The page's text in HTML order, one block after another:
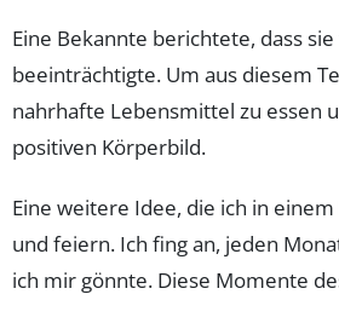
Eine Bekannte berichtete, dass
beeinträchtigte. Um aus diesem
nahrhafte Lebensmittel zu essen
positiven Körperbild.
Eine weitere Idee, die ich in
und feiern. Ich fing an, jeden
ich mir gönnte. Diese Momente